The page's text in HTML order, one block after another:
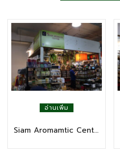
อ่านเพิ่ม
Siam Aromamtic Center Byspa